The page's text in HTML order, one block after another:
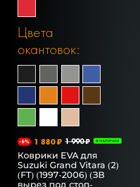
Цвета
окантовок:
-6% 1 880 ₽ 1 990 ₽ В НАЛИЧИИ
Коврики EVA для
Suzuki Grand Vitara (2)
(FT) (1997-2006) (ЗВ
вырез под стоп-